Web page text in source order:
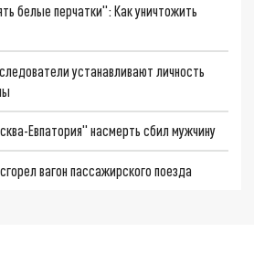
белые перчатки": Как уничтожить
устанавливают личность
Евпатория" насмерть сбил мужчину
вагон пассажирского поезда